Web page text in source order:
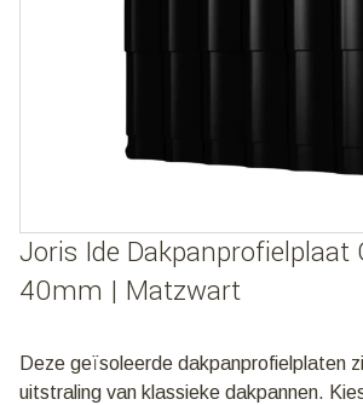
Joris Ide Dakpanprofielplaat
40mm | Matzwart
Deze geïsoleerde dakpanprofielplaten
uitstraling van klassieke dakpannen.